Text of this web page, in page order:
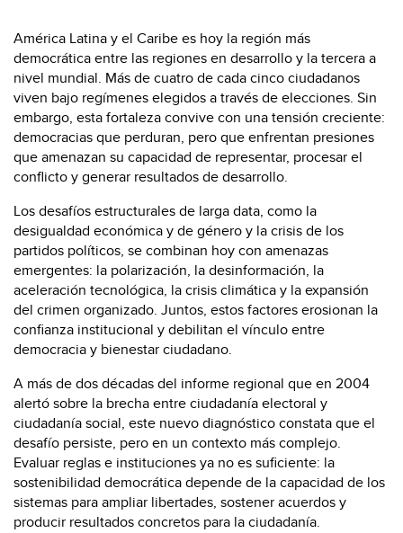
América Latina y el Caribe es hoy la región más
democrática entre las regiones en desarrollo y la tercera a
nivel mundial. Más de cuatro de cada cinco ciudadanos
viven bajo regímenes elegidos a través de elecciones. Sin
embargo, esta fortaleza convive con una tensión creciente:
democracias que perduran, pero que enfrentan presiones
que amenazan su capacidad de representar, procesar el
conflicto y generar resultados de desarrollo.
Los desafíos estructurales de larga data, como la
desigualdad económica y de género y la crisis de los
partidos políticos, se combinan hoy con amenazas
emergentes: la polarización, la desinformación, la
aceleración tecnológica, la crisis climática y la expansión
del crimen organizado. Juntos, estos factores erosionan la
confianza institucional y debilitan el vínculo entre
democracia y bienestar ciudadano.
A más de dos décadas del informe regional que en 2004
alertó sobre la brecha entre ciudadanía electoral y
ciudadanía social, este nuevo diagnóstico constata que el
desafío persiste, pero en un contexto más complejo.
Evaluar reglas e instituciones ya no es suficiente: la
sostenibilidad democrática depende de la capacidad de los
sistemas para ampliar libertades, sostener acuerdos y
producir resultados concretos para la ciudadanía.